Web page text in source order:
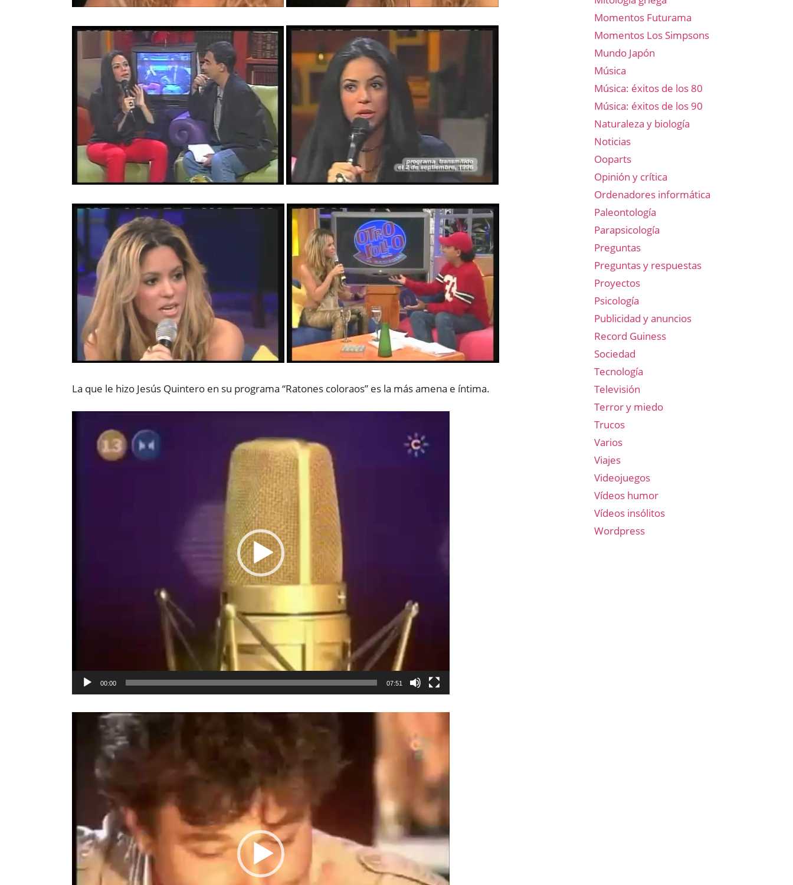
La que le hizo Jesús Quintero en su programa “Ratones coloraos” es la más amena e íntima.
00:00 07:51
Reproductor
Momentos Futurama
Momentos Los Simpsons
Mundo Japón
Música
Música: éxitos de los 80
Música: éxitos de los 90
Naturaleza y biología
Noticias
Ooparts
Opinión y crítica
Ordenadores informática
Paleontología
Parapsicología
Preguntas
Preguntas y respuestas
Proyectos
Psicología
Publicidad y anuncios
Record Guiness
Sociedad
Tecnología
Televisión
Terror y miedo
Trucos
Varios
Viajes
Videojuegos
Vídeos humor
Vídeos insólitos
Wordpress